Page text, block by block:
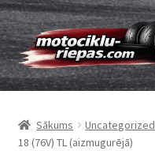
Skip
to
navigation
Skip
to
content
Riepas
Kameras
Sākums Uncategorized
18 (76V) TL (aizmugurējā)